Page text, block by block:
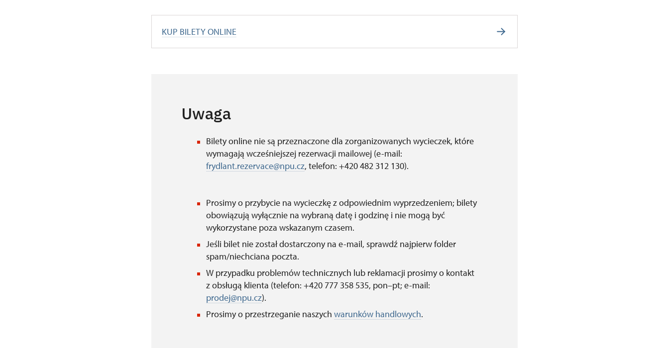
KUP BILETY ONLINE
Uwaga
Bilety online nie są przeznaczone dla zorganizowanych wycieczek, które
wymagają wcześniejszej rezerwacji mailowej (e-mail:
frydlant.rezervace@npu.cz, telefon: +420 482 312 130).
Prosimy o przybycie na wycieczkę z odpowiednim wyprzedzeniem; bilety
obowiązują wyłącznie na wybraną datę i godzinę i nie mogą być
wykorzystane poza wskazanym czasem.
Jeśli bilet nie został dostarczony na e-mail, sprawdź najpierw folder
spam/niechciana poczta.
W przypadku problemów technicznych lub reklamacji prosimy o kontakt
z obsługą klienta (telefon: +420 777 358 535, pon–pt; e-mail:
prodej@npu.cz).
Prosimy o przestrzeganie naszych warunków handlowych.